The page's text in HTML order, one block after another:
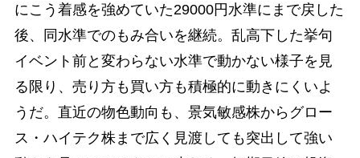
にこう着感を強めていた29000円水準にまで戻した
後、同水準でのもみ合いを継続。乱高下した挙句
イベント前と変わらない水準で動かない様子を見
る限り、売り方も買い方も積極的に動きにくいよ
うだ。直近の物色動向も、景気敏感株からグロー
ス・ハイテク株まで広く見渡しても突出して強い